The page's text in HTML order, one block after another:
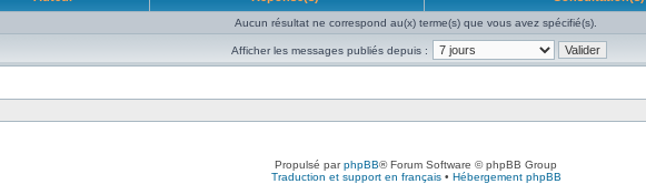
Aucun résultat ne correspond au(x) terme(s) que vous avez spécifié(s).
Afficher les messages publiés depuis :
Propulsé parphpBB® Forum Software © phpBB Group
Traduction et support en français• Hébergement phpBB